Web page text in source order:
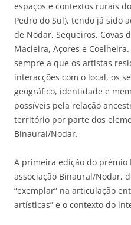
espaços e contextos rurais
Pedro do Sul), tendo já sido
de Nodar, Sequeiros, Covas
Macieira, Açores e
sempre a que os artistas
interacções com o local, os
geográfico, identidade e
possíveis pela relação
território por parte dos
Binaural/Nodar.
A primeira edição do
associação Binaural/Nodar,
“exemplar” na articulação
artísticas” e o contexto do